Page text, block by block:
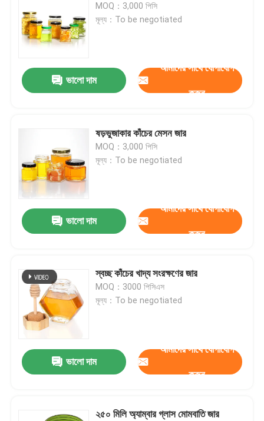
MOQ：3,000 পিসি
মূল্য：To be negotiated
ভালো দাম
আমাদের সাথে যোগাযোগ
করুন
ষড়ভুজাকার কাঁচের মেসন জার
MOQ：3,000 পিসি
মূল্য：To be negotiated
ভালো দাম
আমাদের সাথে যোগাযোগ
করুন
স্বচ্ছ কাঁচের খাদ্য সংরক্ষণের জার
MOQ：3000 পিসিএস
মূল্য：To be negotiated
ভালো দাম
আমাদের সাথে যোগাযোগ
করুন
২৫০ মিলি অ্যাম্বার গ্লাস মোমবাতি জার